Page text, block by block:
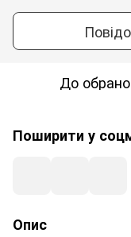
До
Поширити у
Опис